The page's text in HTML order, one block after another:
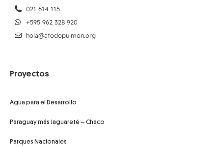
021 614 115
+595 962 328 920
hola@atodopulmon.org
Proyectos
Agua para el Desarrollo
Paraguay más Jaguareté – Chaco
Parques Nacionales